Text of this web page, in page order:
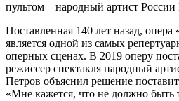
пультом – народный артист
Поставленная 140 лет назад,
является одной из самых
оперных сценах. В 2019 оперу
режиссер спектакля народный
Петров объяснил решение
«Мне кажется, что не должно быть